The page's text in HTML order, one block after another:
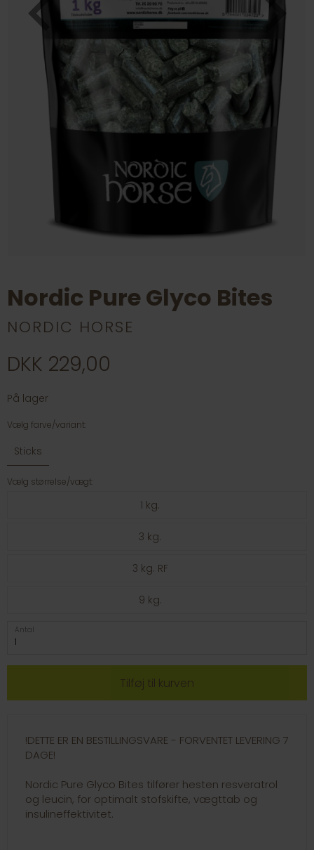
Nordic Pure Glyco Bites
NORDIC HORSE
DKK 229,00
På lager
Vælg farve/variant:
Sticks
Vælg størrelse/vægt:
1 kg.
3 kg.
3 kg. RF
9 kg.
Antal
!DETTE ER EN BESTILLINGSVARE - FORVENTET LEVERING 7
DAGE!
Nordic Pure Glyco Bites tilfører hesten resveratrol
og leucin, for optimalt stofskifte, vægttab og
insulineffektivitet.